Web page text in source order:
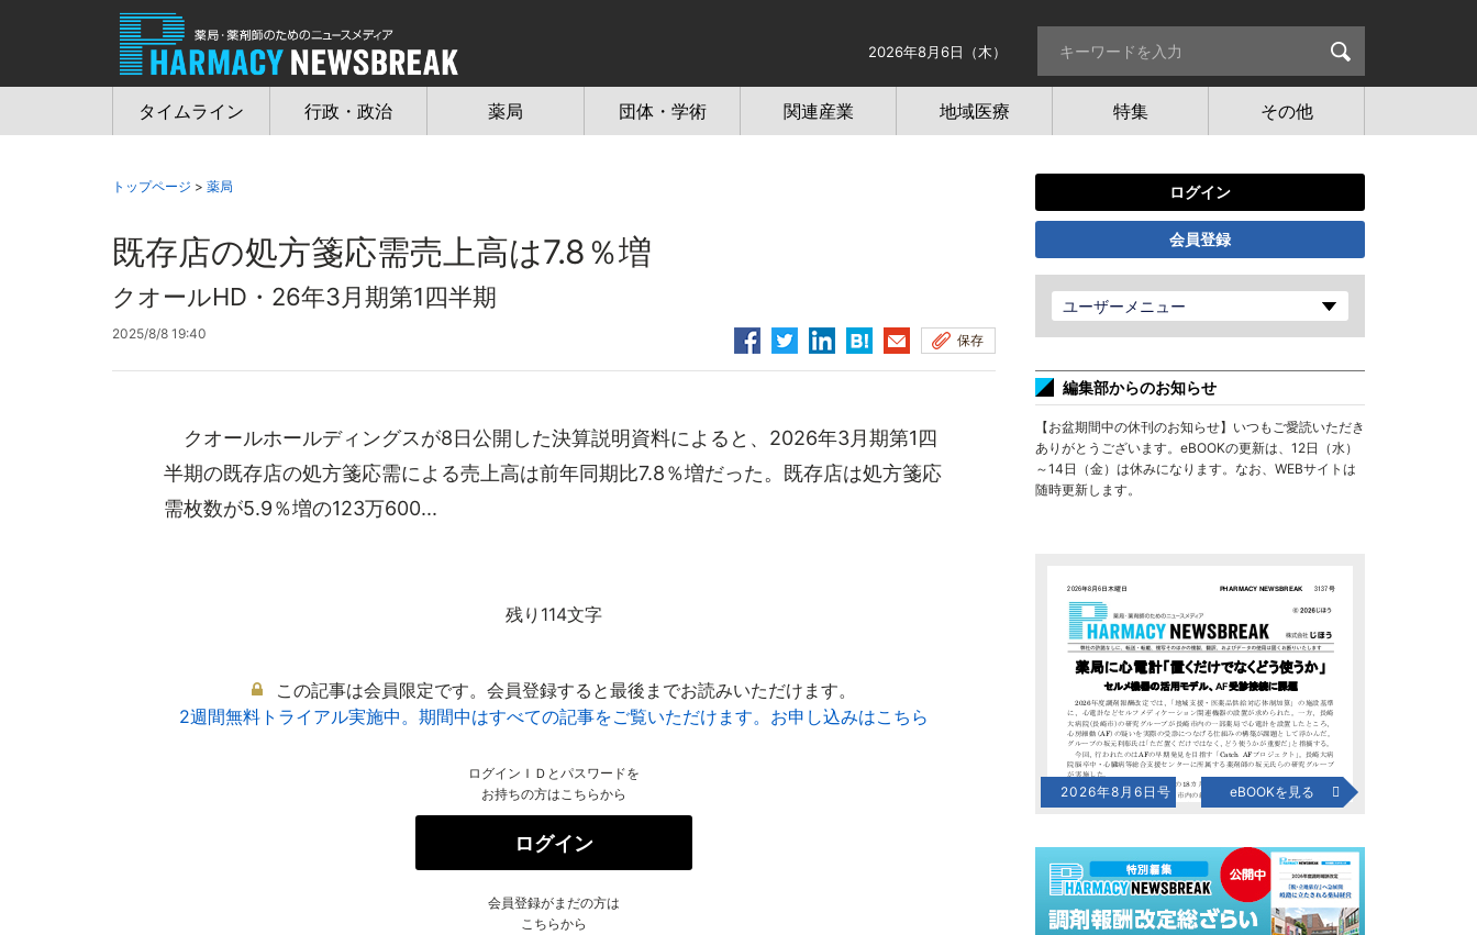
2026年8月6日（木）
タイムライン 行政・政治 薬局 団体・学術 関連産業 地域医療 特集 その他
トップページ > 薬局
既存店の処方箋応需売上高は7.8％増
クオールHD・26年3月期第1四半期
2025/8/8 19:40 保存
クオールホールディングスが8日公開した決算説明資料によると、2026年3月期第1四
半期の既存店の処方箋応需による売上高は前年同期比7.8％増だった。既存店は処方箋応
需枚数が5.9％増の123万600...
残り114文字
この記事は会員限定です。会員登録すると最後までお読みいただけます。
2週間無料トライアル実施中。期間中はすべての記事をご覧いただけます。お申し込みはこちら
ログインＩＤとパスワードを
お持ちの方はこちらから
ログイン
会員登録がまだの方は
こちらから
ログイン
会員登録
ユーザーメニュー
編集部からのお知らせ
【お盆期間中の休刊のお知らせ】いつもご愛読いただき
ありがとうございます。eBOOKの更新は、12日（水）
～14日（金）は休みになります。なお、WEBサイトは
随時更新します。
2026年8月6日号 eBOOKを見る